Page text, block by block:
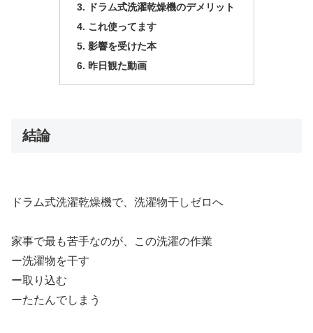
ドラム式洗濯乾燥機のデメリット
これ使ってます
影響を受けた本
昨日観た動画
結論
ドラム式洗濯乾燥機で、洗濯物干しゼロへ
家事で最も苦手なのが、この洗濯の作業
ー洗濯物を干す
ー取り込む
ーたたんでしまう